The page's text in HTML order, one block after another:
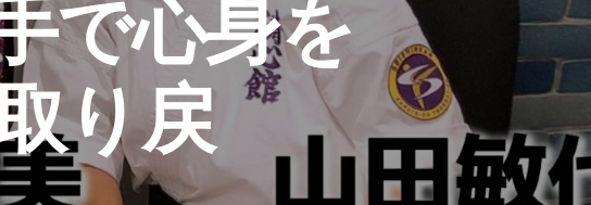
で心身を
り戻